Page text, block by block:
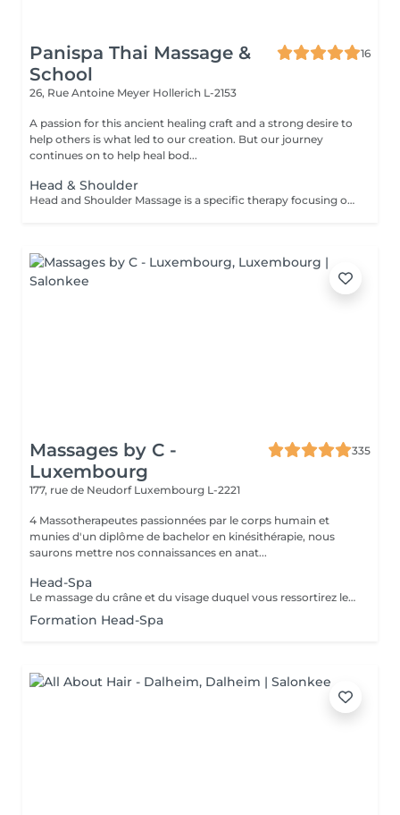
Panispa Thai Massage &
School
16
26, Rue Antoine Meyer Hollerich L-2153
A passion for this ancient healing craft and a strong desire to
help others is what led to our creation. But our journey
continues on to help heal bod...
Head & Shoulder
Head and Shoulder Massage is a specific therapy focusing on the specific areas rather than the entire body. The massage helps to relieve tension in your muscles, improve circulation and reduce stress. This therapy is especially recommended for you if you work sitting down or at a desk all day. The focus on your back, head and shoulders helps you to relax and assists in the reduction of stress hormones in the muscles which can reduce the occurrence of tension related headaches. Other benefits that can be received from this therapy include: Improved sleep Reduction of neck-stiffness A general feeling of relaxation Improved circulation in your head
Massages by C -
Luxembourg
335
177, rue de Neudorf Luxembourg L-2221
4 Massotherapeutes passionnées par le corps humain et
munies d'un diplôme de bachelor en kinésithérapie, nous
saurons mettre nos connaissances en anat...
Head-Spa
Le massage du crâne et du visage duquel vous ressortirez les cheveux propres. Association de l'utilisation du massage, de l'eau et de la vapeur afin de vous garantir une séance vraiment relaxante. Utilisation de l'huile essentielle adaptée à votre cuir chevelu après analyse. Contre-indications : Extentions, tissages et tresses plaquées. Attendre 72h après une coloration. Accord médical nécéssaire en cas de chimiothérapie/rémission. Merci de nous informer en cas de grossesse ou allaitement afin d'adapter les produits utilisés.
Formation Head-Spa